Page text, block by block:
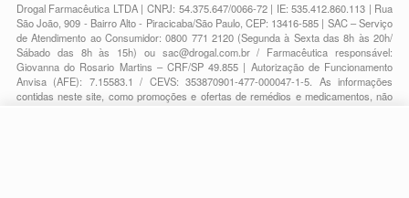
Drogal Farmacêutica LTDA | CNPJ: 54.375.647/0066-72 | IE: 535.412.860.113 | Rua
São João, 909 - Bairro Alto - Piracicaba/São Paulo, CEP: 13416-585 | SAC – Serviço
de Atendimento ao Consumidor: 0800 771 2120 (Segunda à Sexta das 8h às 20h/
Sábado das 8h às 15h) ou sac@drogal.com.br/ Farmacêutica responsável:
Giovanna do Rosario Martins – CRF/SP 49.855 | Autorização de Funcionamento
Anvisa (AFE): 7.15583.1 / CEVS: 353870901-477-000047-1-5. As informações
contidas neste site, como promoções e ofertas de remédios e medicamentos, não